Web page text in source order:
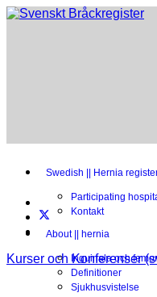
Swedish || Hernia
Participating
Kontakt
About || hernia
Inguinala och
Definitioner
Sjukhusvistelse
Kurser och Konferenser